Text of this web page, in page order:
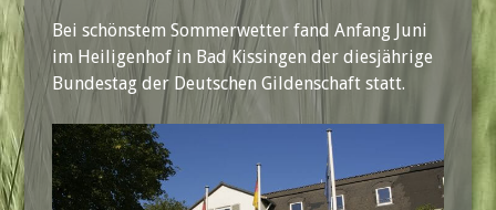
Bei schönstem Sommerwetter fand Anfang Juni
im Heiligenhof in Bad Kissingen der diesjährige
Bundestag der Deutschen Gildenschaft statt.